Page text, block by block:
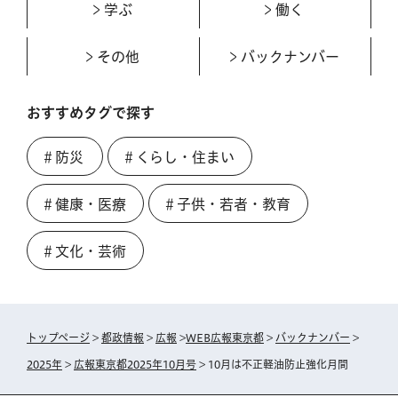
学ぶ 働く
その他 バックナンバー
おすすめタグで探す
＃防災 ＃くらし・住まい
＃健康・医療 ＃子供・若者・教育
＃文化・芸術
トップページ > 都政情報 > 広報 >WEB広報東京都 > バックナンバー >
2025年 > 広報東京都2025年10月号 > 10月は不正軽油防止強化月間